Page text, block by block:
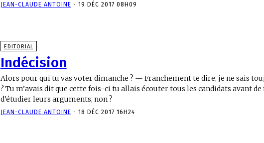
JEAN-CLAUDE ANTOINE - 19 DÉC 2017 08H09
EDITORIAL
Indécision
Alors pour qui tu vas voter dimanche ? — Franchement te dire, je ne sais
? Tu m’avais dit que cette fois-ci tu allais écouter tous les candidats avant
d’étudier leurs arguments, non ?
JEAN-CLAUDE ANTOINE - 18 DÉC 2017 16H24